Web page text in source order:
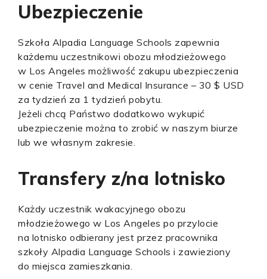
Ubezpieczenie
Szkoła Alpadia Language Schools zapewnia
każdemu uczestnikowi obozu młodzieżowego
w Los Angeles możliwość zakupu ubezpieczenia
w cenie Travel and Medical Insurance – 30 $ USD
za tydzień za 1 tydzień pobytu.
Jeżeli chcą Państwo dodatkowo wykupić
ubezpieczenie można to zrobić w naszym biurze
lub we własnym zakresie.
Transfery z/na lotnisko
Każdy uczestnik wakacyjnego obozu
młodzieżowego w Los Angeles po przylocie
na lotnisko odbierany jest przez pracownika
szkoły Alpadia Language Schools i zawieziony
do miejsca zamieszkania.